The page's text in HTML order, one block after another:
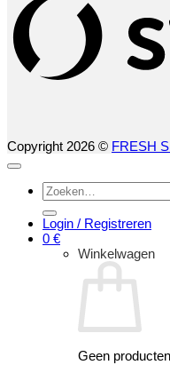
Copyright 2026 © FRESH
Zoeken
naar:
Login / Registreren
0 €
Winkelwagen
Geen